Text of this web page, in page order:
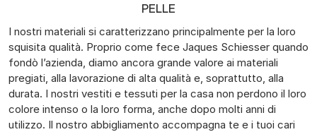
PELLE
I nostri materiali si caratterizzano principalmente per la loro
squisita qualità. Proprio come fece Jaques Schiesser quando
fondò l’azienda, diamo ancora grande valore ai materiali
pregiati, alla lavorazione di alta qualità e, soprattutto, alla
durata. I nostri vestiti e tessuti per la casa non perdono il loro
colore intenso o la loro forma, anche dopo molti anni di
utilizzo. Il nostro abbigliamento accompagna te e i tuoi cari